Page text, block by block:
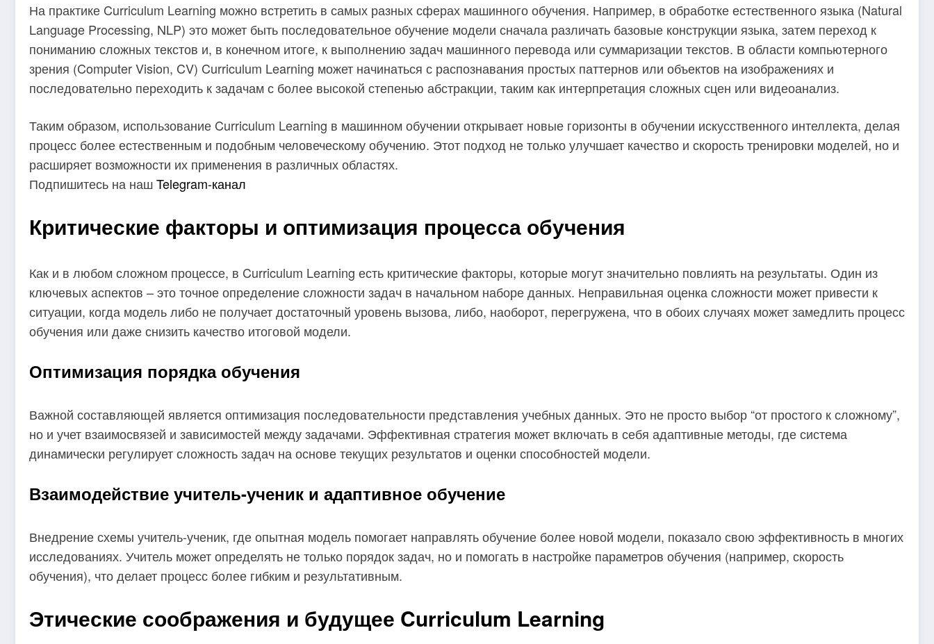
На практике Curriculum Learning можно встретить в самых разных сферах машинного обучения. Например, в обработке естественного языка (Natural
Language Processing, NLP) это может быть последовательное обучение модели сначала различать базовые конструкции языка, затем переход к
пониманию сложных текстов и, в конечном итоге, к выполнению задач машинного перевода или суммаризации текстов. В области компьютерного
зрения (Computer Vision, CV) Curriculum Learning может начинаться с распознавания простых паттернов или объектов на изображениях и
последовательно переходить к задачам с более высокой степенью абстракции, таким как интерпретация сложных сцен или видеоанализ.
Таким образом, использование Curriculum Learning в машинном обучении открывает новые горизонты в обучении искусственного интеллекта, делая
процесс более естественным и подобным человеческому обучению. Этот подход не только улучшает качество и скорость тренировки моделей, но и
расширяет возможности их применения в различных областях.
Подпишитесь на нашTelegram-канал
Критические факторы и оптимизация процесса обучения
Как и в любом сложном процессе, в Curriculum Learning есть критические факторы, которые могут значительно повлиять на результаты. Один из
ключевых аспектов – это точное определение сложности задач в начальном наборе данных. Неправильная оценка сложности может привести к
ситуации, когда модель либо не получает достаточный уровень вызова, либо, наоборот, перегружена, что в обоих случаях может замедлить процесс
обучения или даже снизить качество итоговой модели.
Оптимизация порядка обучения
Важной составляющей является оптимизация последовательности представления учебных данных. Это не просто выбор “от простого к сложному”,
но и учет взаимосвязей и зависимостей между задачами. Эффективная стратегия может включать в себя адаптивные методы, где система
динамически регулирует сложность задач на основе текущих результатов и оценки способностей модели.
Взаимодействие учитель-ученик и адаптивное обучение
Внедрение схемы учитель-ученик, где опытная модель помогает направлять обучение более новой модели, показало свою эффективность в многих
исследованиях. Учитель может определять не только порядок задач, но и помогать в настройке параметров обучения (например, скорость
обучения), что делает процесс более гибким и результативным.
Этические соображения и будущее Curriculum Learning